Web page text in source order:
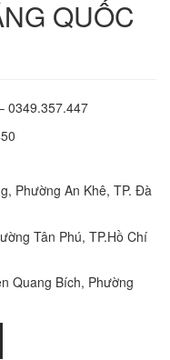
QUỐC
0349.357.447
Phường An Khê, TP. Đà
Tân Phú, TP.Hồ Chí
Quang Bích, Phường